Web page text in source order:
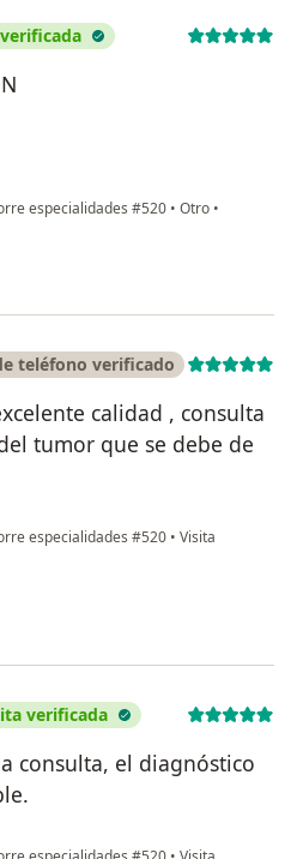
especialidades #520 • Otro •
teléfono verificado
calidad , consulta
tumor que se debe de
especialidades #520 • Visita
verificada
consulta, el diagnóstico